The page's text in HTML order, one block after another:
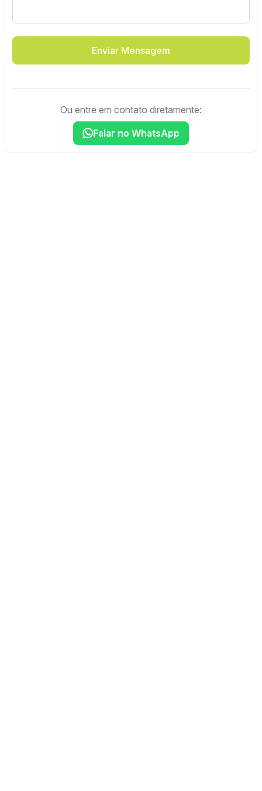
Enviar Mensagem
Ou entre em contato diretamente:
Falar no WhatsApp